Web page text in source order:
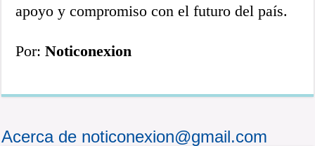
apoyo y compromiso con el futuro del país.
Por:Noticonexion
Acerca de noticonexion@gmail.com